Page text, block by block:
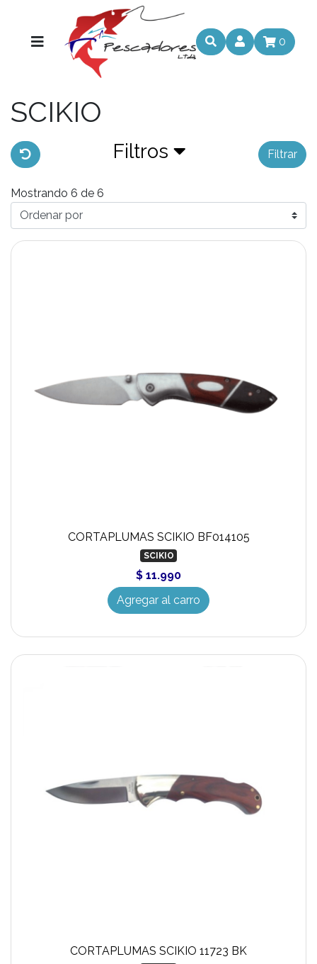
0
SCIKIO
Filtros Filtrar
Mostrando 6 de 6
CORTAPLUMAS SCIKIO BF014105
SCIKIO
$ 11.990
Agregar al carro
CORTAPLUMAS SCIKIO 11723 BK